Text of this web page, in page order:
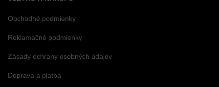
Obchodné podmienky
Reklamačné podmienky
Zásady ochrany osobných údajov
Doprava a platba